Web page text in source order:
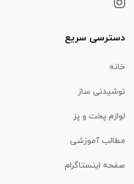
دسترسی سریع
خانه
نوشیدنی ساز
لوازم پخت و پز
مطالب آموزشی
صفحه اینستاگرام